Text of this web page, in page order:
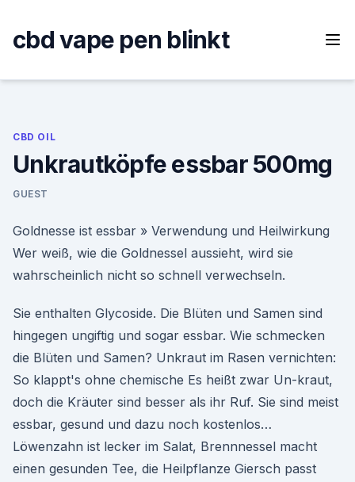
content
cbd vape pen blinkt
CBD OIL
Unkrautköpfe essbar 500mg
GUEST
Goldnesse ist essbar » Verwendung und Heilwirkung
Wer weiß, wie die Goldnessel aussieht, wird sie
wahrscheinlich nicht so schnell verwechseln.
Sie enthalten Glycoside. Die Blüten und Samen sind
hingegen ungiftig und sogar essbar. Wie schmecken
die Blüten und Samen? Unkraut im Rasen vernichten:
So klappt's ohne chemische Es heißt zwar Un-kraut,
doch die Kräuter sind besser als ihr Ruf. Sie sind meist
essbar, gesund und dazu noch kostenlos…
Löwenzahn ist lecker im Salat, Brennnessel macht
einen gesunden Tee, die Heilpflanze Giersch passt